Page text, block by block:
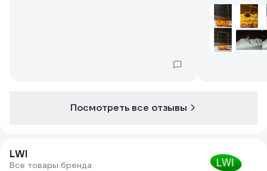
бывает раз
справился,
относился
прослужит
Посмотреть все отзывы
LWI
Все товары бренда